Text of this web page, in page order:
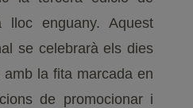
enguany. Aquest
se celebrarà els dies
la fita marcada en
de promocionar i